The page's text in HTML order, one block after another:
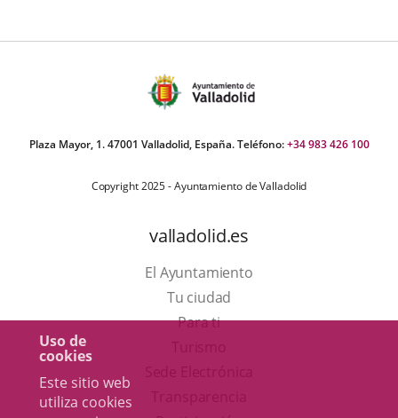
Uso de
cookies
Este sitio web
utiliza cookies
Plaza Mayor, 1. 47001 Valladolid, España. Teléfono:+34 983 426 100
Copyright 2025 - Ayuntamiento de Valladolid
valladolid.es
El Ayuntamiento
Tu ciudad
Para ti